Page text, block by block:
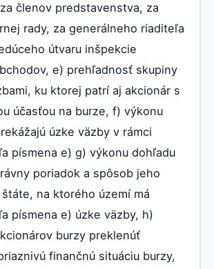
členov predstavenstva, za
rady, za generálneho riaditeľa
útvaru inšpekcie
e) prehľadnosť skupiny
ku ktorej patrí aj akcionár s
účasťou na burze, f) výkonu
úzke väzby v rámci
písmena e) g) výkonu dohľadu
poriadok a spôsob jeho
na ktorého území má
písmena e) úzke väzby, h)
burzy preklenúť
finančnú situáciu burzy,